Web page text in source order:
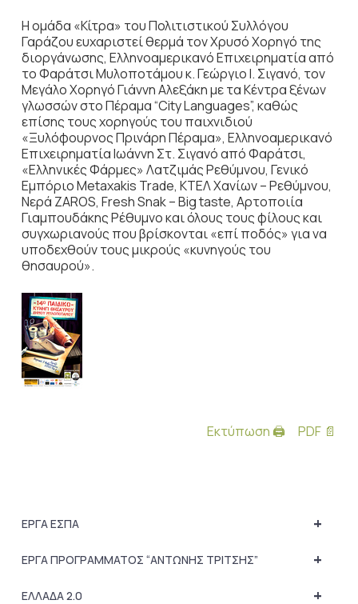
Η ομάδα «Κίτρα» του Πολιτιστικού Συλλόγου
Γαράζου ευχαριστεί θερμά τον Χρυσό Χορηγό της
διοργάνωσης, Ελληνοαμερικανό Επιχειρηματία από
το Φαράτσι Μυλοποτάμου κ. Γεώργιο Ι. Σιγανό, τον
Μεγάλο Χορηγό Γιάννη Αλεξάκη με τα Κέντρα ξένων
γλωσσών στο Πέραμα “City Languages”, καθώς
επίσης τους χορηγούς του παιχνιδιού
«Ξυλόφουρνος Πρινάρη Πέραμα», Ελληνοαμερικανό
Επιχειρηματία Ιωάννη Στ. Σιγανό από Φαράτσι,
«Ελληνικές Φάρμες» Λατζιμάς Ρεθύμνου, Γενικό
Εμπόριο Metaxakis Trade, ΚΤΕΛ Χανίων – Ρεθύμνου,
Νερά ZAROS, Fresh Snak – Big taste, Αρτοποιία
Γιαμπουδάκης Ρέθυμνο και όλους τους φίλους και
συγχωριανούς που βρίσκονται «επί ποδός» για να
υποδεχθούν τους μικρούς «κυνηγούς του
θησαυρού».
Εκτύπωση 🖨 PDF 📄
+
ΕΡΓΑ ΕΣΠΑ
+
ΕΡΓΑ ΠΡΟΓΡΑΜΜΑΤΟΣ “ΑΝΤΩΝΗΣ ΤΡΙΤΣΗΣ”
+
ΕΛΛΑΔΑ 2.0